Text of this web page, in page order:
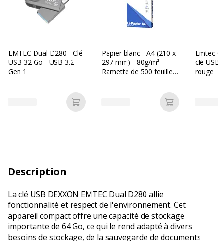
EMTEC Dual D280 - Clé
USB 32 Go - USB 3.2
Gen 1
Ajouter au panier
Papier blanc - A4 (210 x
297 mm) - 80g/m² -
Ramette de 500 feuilles
Ajouter au
Emtec
clé
rouge
Description
La clé USB DEXXON EMTEC Dual D280 allie
fonctionnalité et respect de l'environnement. Cet
appareil compact offre une capacité de stockage
importante de 64 Go, ce qui le rend adapté à divers
besoins de stockage, de la sauvegarde de documents